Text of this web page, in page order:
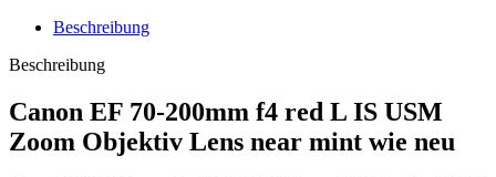
Beschreibung
Beschreibung
Canon EF 70-200mm f4 red L IS USM
Zoom Objektiv Lens near mint wie neu